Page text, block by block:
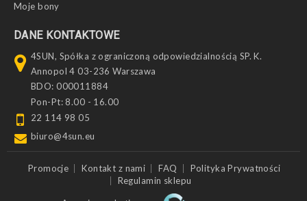
Moje bony
DANE KONTAKTOWE
4SUN, Spółka z ograniczoną odpowiedzialnością SP. K.
Annopol 4 03-236 Warszawa
BDO: 000011884
Pon-Pt: 8.00 - 16.00
22 114 98 05
biuro@4sun.eu
Promocje Kontakt z nami FAQ
Polityka Prywatności
Regulamin sklepu